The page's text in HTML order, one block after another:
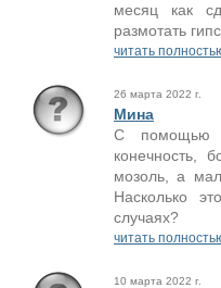
месяц как
размотать
читать
26 марта 2022 г.
Мина
С помощью
конечность,
мозоль, а
Насколько
случаях?
читать
10 марта 2022 г.